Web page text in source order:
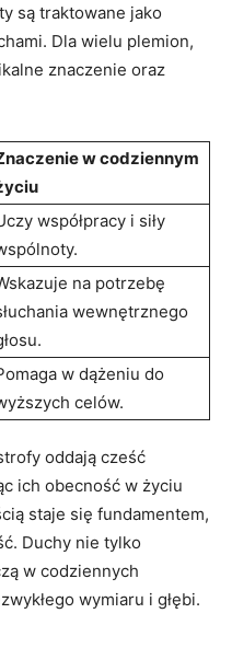
są traktowane jako
Dla wielu plemion,
znaczenie oraz
w codziennym
współpracy i siły
na potrzebę
wewnętrznego
w dążeniu do
celów.
oddają cześć
ich obecność w życiu
staje się fundamentem,
Duchy nie tylko
w codziennych
wymiaru i głębi.